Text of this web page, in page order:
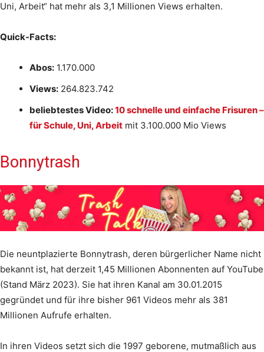
Uni, Arbeit“ hat mehr als 3,1 Millionen Views erhalten.
Quick-Facts:
Abos: 1.170.000
Views: 264.823.742
beliebtestes Video:10 schnelle und einfache Frisuren –
für Schule, Uni, Arbeit mit 3.100.000 Mio Views
Bonnytrash
Die neuntplazierte Bonnytrash, deren bürgerlicher Name nicht
bekannt ist, hat derzeit 1,45 Millionen Abonnenten auf YouTube
(Stand März 2023). Sie hat ihren Kanal am 30.01.2015
gegründet und für ihre bisher 961 Videos mehr als 381
Millionen Aufrufe erhalten.
In ihren Videos setzt sich die 1997 geborene, mutmaßlich aus